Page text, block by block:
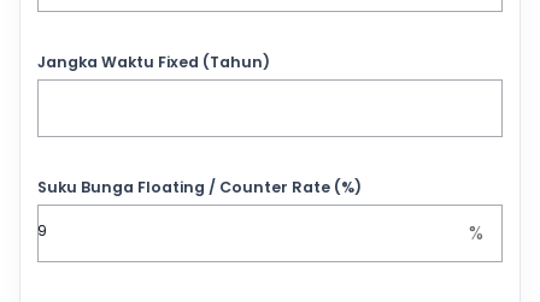
Jangka Waktu Fixed (Tahun)
Suku Bunga Floating / Counter Rate (%)
%